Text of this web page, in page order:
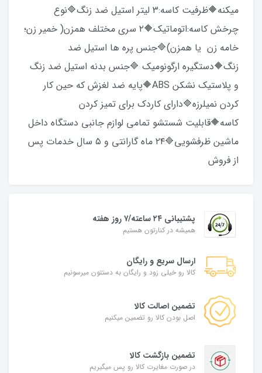
میکنه🔶️ظرفیت کاسه:3 لیتر استیل ضد زنگ🔷️نوع
چرخش کاسه:اتوماتیک🔶️۲ سری مختلف همزن( خمیر زن؛
خامه زن یا همزن)🔷️جنس پره ها استیل ضد
زنگ🔶️دستگیره ارگونومیک‌ 🔷️جنس بدنه استیل ضد زنگ
و پلاستیک نشکن ABS🔶️پایه ضد لغزش که حین کار
کردن نمیلرزه🔷️دارای کاردک برای تمیز کردن
کاسه🔶️قابلیت شستشو تمامی لوازم جانبی دستگاه داخل
ماشین ظرفشویی🔷️۲۴ ماه گارانتی و ۵ سال خدمات پس
از فروش
پشتیبانی ۲۴ ساعته/۷ روز هفته
همیشه در کنارتون هستیم
ارسال سریع و رایگان
کالا رو خیلی زود و رایگان به دستتون میرسونیم
تضمین اصالت کالا
اصل بودن کالا رو تضمین میکنیم
تضمین بازگشت کالا
در صورت مغایرت کالا رو پس میگیریم